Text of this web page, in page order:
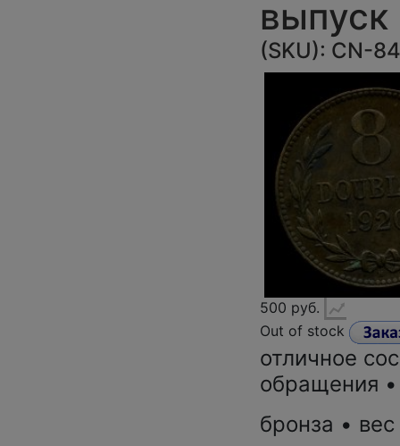
(SKU): CN-
500 руб.
Out of stock
отличное
обращения
бронза •